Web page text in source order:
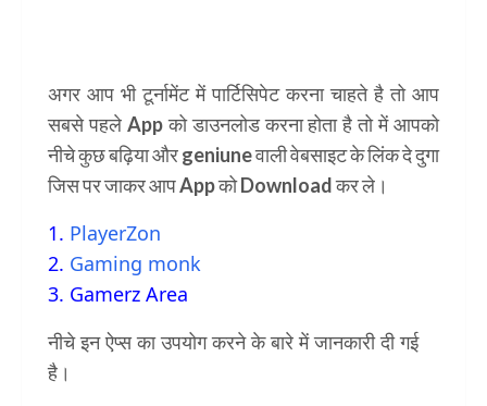
अगर आप भी टूर्नामेंट में पार्टिसिपेट करना चाहते है तो आप
सबसे पहले App को डाउनलोड करना होता है तो में आपको
नीचे कुछ बढ़िया और geniune वाली वेबसाइट के लिंक दे दुगा
जिस पर जाकर आप App को Download कर ले।
1. PlayerZon
2. Gaming monk
3. Gamerz Area
नीचे इन ऐप्स का उपयोग करने के बारे में जानकारी दी गई
है।